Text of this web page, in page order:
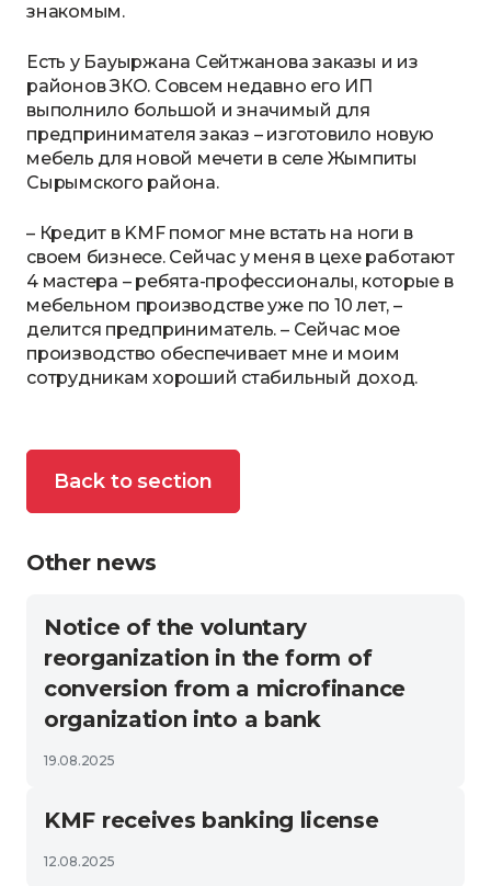
знакомым.
Есть у Бауыржана Сейтжанова заказы и из
районов ЗКО. Совсем недавно его ИП
выполнило большой и значимый для
предпринимателя заказ – изготовило новую
мебель для новой мечети в селе Жымпиты
Сырымского района.
– Кредит в KMF помог мне встать на ноги в
своем бизнесе. Сейчас у меня в цехе работают
4 мастера – ребята-профессионалы, которые в
мебельном производстве уже по 10 лет, –
делится предприниматель. – Сейчас мое
производство обеспечивает мне и моим
сотрудникам хороший стабильный доход.
Back to section
Other news
Notice of the voluntary
reorganization in the form of
conversion from a microfinance
organization into a bank
19.08.2025
KMF receives banking license
12.08.2025